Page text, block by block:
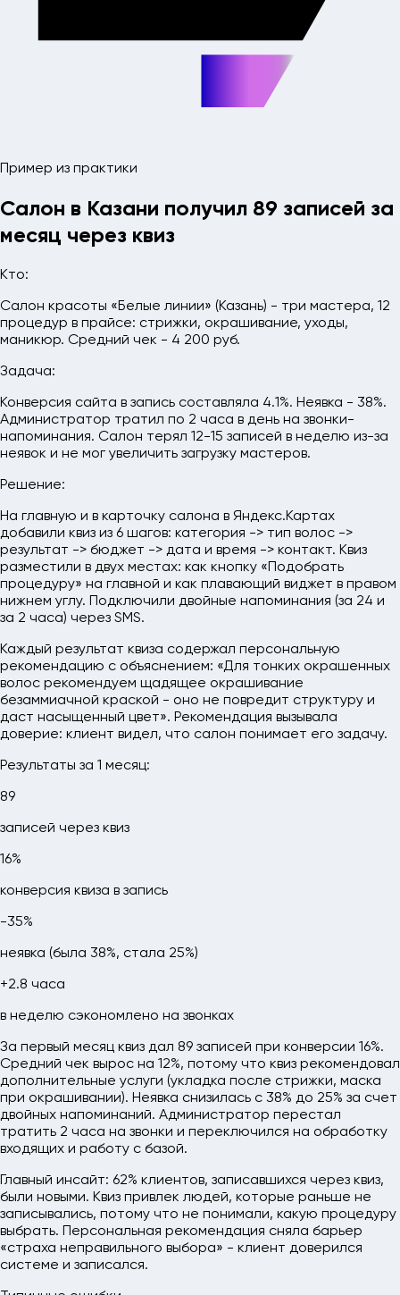
Пример из практики
Салон в Казани получил 89 записей за
месяц через квиз
Кто:
Салон красоты «Белые линии» (Казань) - три мастера, 12
процедур в прайсе: стрижки, окрашивание, уходы,
маникюр. Средний чек - 4 200 руб.
Задача:
Конверсия сайта в запись составляла 4.1%. Неявка - 38%.
Администратор тратил по 2 часа в день на звонки-
напоминания. Салон терял 12-15 записей в неделю из-за
неявок и не мог увеличить загрузку мастеров.
Решение:
На главную и в карточку салона в Яндекс.Картах
добавили квиз из 6 шагов: категория -> тип волос ->
результат -> бюджет -> дата и время -> контакт. Квиз
разместили в двух местах: как кнопку «Подобрать
процедуру» на главной и как плавающий виджет в правом
нижнем углу. Подключили двойные напоминания (за 24 и
за 2 часа) через SMS.
Каждый результат квиза содержал персональную
рекомендацию с объяснением: «Для тонких окрашенных
волос рекомендуем щадящее окрашивание
безаммиачной краской - оно не повредит структуру и
даст насыщенный цвет». Рекомендация вызывала
доверие: клиент видел, что салон понимает его задачу.
Результаты за 1 месяц:
89
записей через квиз
16%
конверсия квиза в запись
-35%
неявка (была 38%, стала 25%)
+2.8 часа
в неделю сэкономлено на звонках
За первый месяц квиз дал 89 записей при конверсии 16%.
Средний чек вырос на 12%, потому что квиз рекомендовал
дополнительные услуги (укладка после стрижки, маска
при окрашивании). Неявка снизилась с 38% до 25% за счет
двойных напоминаний. Администратор перестал
тратить 2 часа на звонки и переключился на обработку
входящих и работу с базой.
Главный инсайт: 62% клиентов, записавшихся через квиз,
были новыми. Квиз привлек людей, которые раньше не
записывались, потому что не понимали, какую процедуру
выбрать. Персональная рекомендация сняла барьер
«страха неправильного выбора» - клиент доверился
системе и записался.